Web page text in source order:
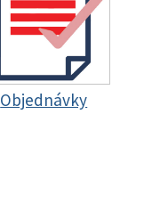
Objednávky